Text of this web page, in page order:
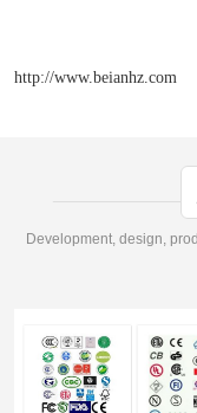
http://www.beianhz.com